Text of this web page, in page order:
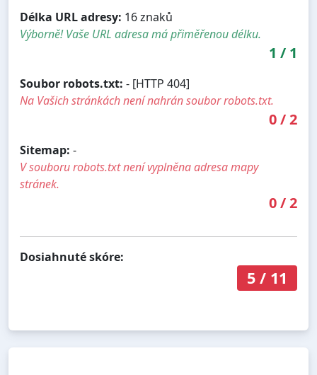
Délka URL adresy: 16 znaků
Výborně! Vaše URL adresa má přiměřenou délku.
1 / 1
Soubor robots.txt: - [HTTP 404]
Na Vašich stránkách není nahrán soubor robots.txt.
0/2
Sitemap: -
V souboru robots.txt není vyplněna adresa mapy
stránek.
0/2
Dosiahnuté skóre:
5/ 11